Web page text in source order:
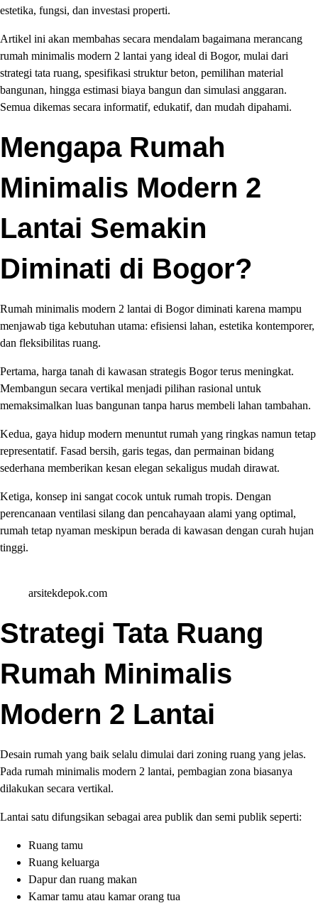
estetika, fungsi, dan investasi properti.
Artikel ini akan membahas secara mendalam bagaimana merancang
rumah minimalis modern 2 lantai yang ideal di Bogor, mulai dari
strategi tata ruang, spesifikasi struktur beton, pemilihan material
bangunan, hingga estimasi biaya bangun dan simulasi anggaran.
Semua dikemas secara informatif, edukatif, dan mudah dipahami.
Mengapa Rumah
Minimalis Modern 2
Lantai Semakin
Diminati di Bogor?
Rumah minimalis modern 2 lantai di Bogor diminati karena mampu
menjawab tiga kebutuhan utama: efisiensi lahan, estetika kontemporer,
dan fleksibilitas ruang.
Pertama, harga tanah di kawasan strategis Bogor terus meningkat.
Membangun secara vertikal menjadi pilihan rasional untuk
memaksimalkan luas bangunan tanpa harus membeli lahan tambahan.
Kedua, gaya hidup modern menuntut rumah yang ringkas namun tetap
representatif. Fasad bersih, garis tegas, dan permainan bidang
sederhana memberikan kesan elegan sekaligus mudah dirawat.
Ketiga, konsep ini sangat cocok untuk rumah tropis. Dengan
perencanaan ventilasi silang dan pencahayaan alami yang optimal,
rumah tetap nyaman meskipun berada di kawasan dengan curah hujan
tinggi.
arsitekdepok.com
Strategi Tata Ruang
Rumah Minimalis
Modern 2 Lantai
Desain rumah yang baik selalu dimulai dari zoning ruang yang jelas.
Pada rumah minimalis modern 2 lantai, pembagian zona biasanya
dilakukan secara vertikal.
Lantai satu difungsikan sebagai area publik dan semi publik seperti:
Ruang tamu
Ruang keluarga
Dapur dan ruang makan
Kamar tamu atau kamar orang tua